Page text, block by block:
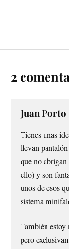
2
Juan Porto
Tienes unas
llevan
que no
ello) y son
unos de esos
sistema
También
pero